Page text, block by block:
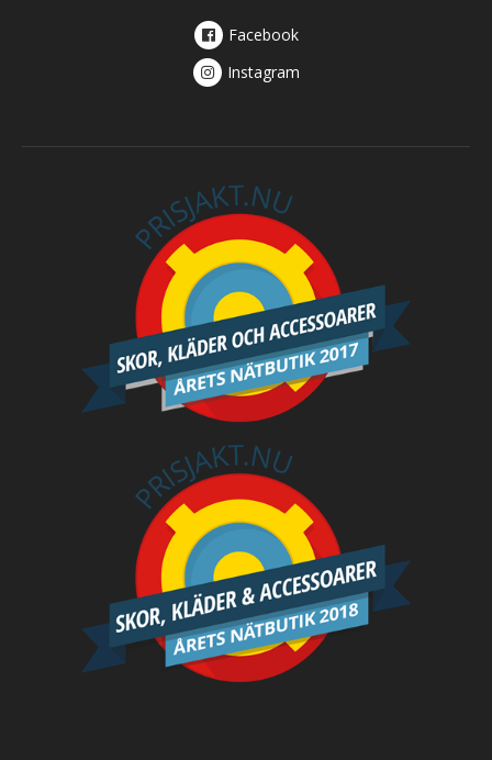
Facebook
Instagram